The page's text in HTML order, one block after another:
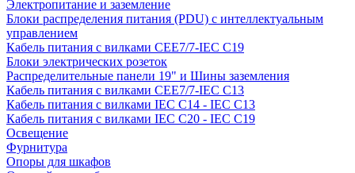
Электропитание и заземление
Блоки распределения питания (PDU) с интеллектуальным
управлением
Кабель питания с вилками CEE7/7-IEC C19
Блоки электрических розеток
Распределительные панели 19" и Шины заземления
Кабель питания с вилками CEE7/7-IEC C13
Кабель питания с вилками IEC C14 - IEC C13
Кабель питания с вилками IEC C20 - IEC C19
Освещение
Фурнитура
Опоры для шкафов